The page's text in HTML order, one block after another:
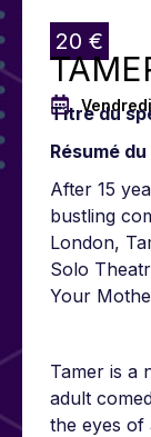
20 €
Titre du
Résumé
After 15
bustling
London,
Solo
Your
Tamer is a
adult
the eyes of